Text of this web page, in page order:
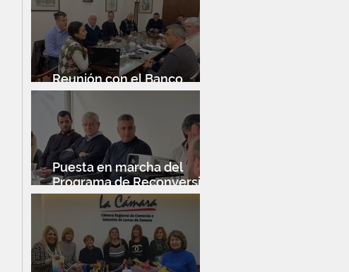
Reunión con el Banco
Santander
Puesta en marcha del
Programa de Reconversión
Industrial